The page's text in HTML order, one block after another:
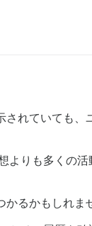
れていても
りも多くの
るかもしれま